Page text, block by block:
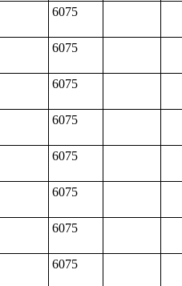
6075
6075
6075
6075
6075
6075
6075
6075